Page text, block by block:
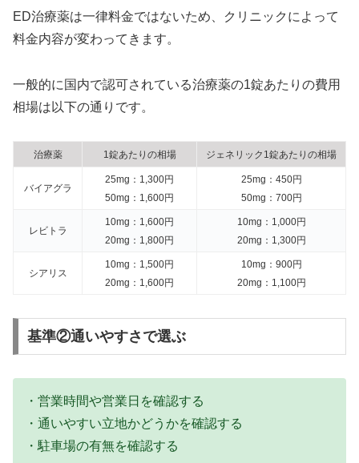
ED治療薬は一律料金ではないため、クリニックによって
料金内容が変わってきます。
一般的に国内で認可されている治療薬の1錠あたりの費用
相場は以下の通りです。
治療薬 1錠あたりの相場 ジェネリック1錠あたりの相場
バイアグラ
25mg：1,300円
50mg：1,600円
25mg：450円
50mg：700円
レビトラ
10mg：1,600円
20mg：1,800円
10mg：1,000円
20mg：1,300円
シアリス
10mg：1,500円
20mg：1,600円
10mg：900円
20mg：1,100円
基準②通いやすさで選ぶ
・営業時間や営業日を確認する
・通いやすい立地かどうかを確認する
・駐車場の有無を確認する